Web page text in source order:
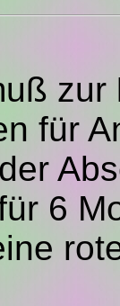
zur
für
6